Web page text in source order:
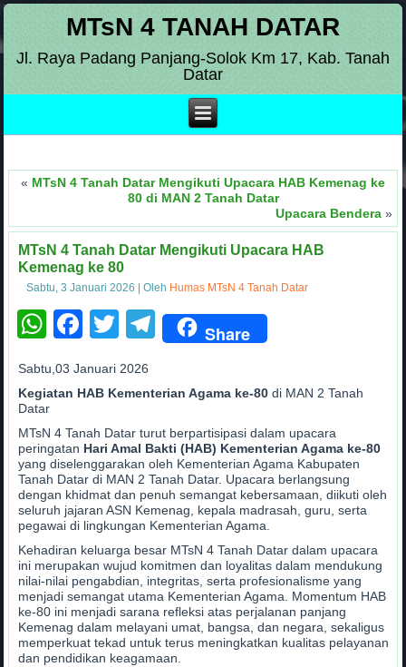
MTsN 4 TANAH DATAR
Jl. Raya Padang Panjang-Solok Km 17, Kab. Tanah
Datar
« MTsN 4 Tanah Datar Mengikuti Upacara HAB Kemenag ke
80 di MAN 2 Tanah Datar
Upacara Bendera»
MTsN 4 Tanah Datar Mengikuti Upacara HAB
Kemenag ke 80
Sabtu, 3 Januari 2026 |Oleh Humas MTsN 4 Tanah Datar
WhatsApp
Facebook
Twitter
Telegram
Share
Sabtu,03 Januari 2026
Kegiatan HAB Kementerian Agama ke-80 di MAN 2 Tanah
Datar
MTsN 4 Tanah Datar turut berpartisipasi dalam upacara
peringatan Hari Amal Bakti (HAB) Kementerian Agama ke-80
yang diselenggarakan oleh Kementerian Agama Kabupaten
Tanah Datar di MAN 2 Tanah Datar. Upacara berlangsung
dengan khidmat dan penuh semangat kebersamaan, diikuti oleh
seluruh jajaran ASN Kemenag, kepala madrasah, guru, serta
pegawai di lingkungan Kementerian Agama.
Kehadiran keluarga besar MTsN 4 Tanah Datar dalam upacara
ini merupakan wujud komitmen dan loyalitas dalam mendukung
nilai-nilai pengabdian, integritas, serta profesionalisme yang
menjadi semangat utama Kementerian Agama. Momentum HAB
ke-80 ini menjadi sarana refleksi atas perjalanan panjang
Kemenag dalam melayani umat, bangsa, dan negara, sekaligus
memperkuat tekad untuk terus meningkatkan kualitas pelayanan
dan pendidikan keagamaan.